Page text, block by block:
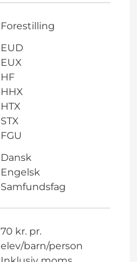
Forestilling
EUD
EUX
HF
HHX
HTX
STX
FGU
Dansk
Engelsk
Samfundsfag
70 kr. pr.
elev/barn/person